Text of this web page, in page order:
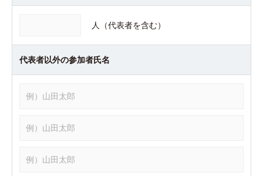
人（代表者を含む）
代表者以外の参加者氏名